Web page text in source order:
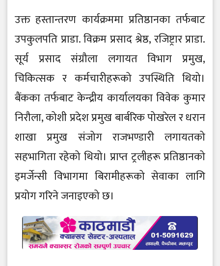
उक्त हस्तान्तरण कार्यक्रममा प्रतिष्ठानका तर्फबाट
उपकुलपति प्राडा. विक्रम प्रसाद श्रेष्ठ, रजिष्ट्रार प्राडा.
सूर्य प्रसाद संग्रौला लगायत विभाग प्रमुख,
चिकित्सक र कर्मचारीहरूको उपस्थिति थियो।
बैंकका तर्फबाट केन्द्रीय कार्यालयका विवेक कुमार
निरौला, कोशी प्रदेश प्रमुख बार्बरिक पोखरेल र धरान
शाखा प्रमुख संजोग राजभण्डारी लगायतको
सहभागिता रहेको थियो। प्राप्त ट्रलीहरू प्रतिष्ठानको
इमर्जेन्सी विभागमा बिरामीहरूको सेवाका लागि
प्रयोग गरिने जनाइएको छ।